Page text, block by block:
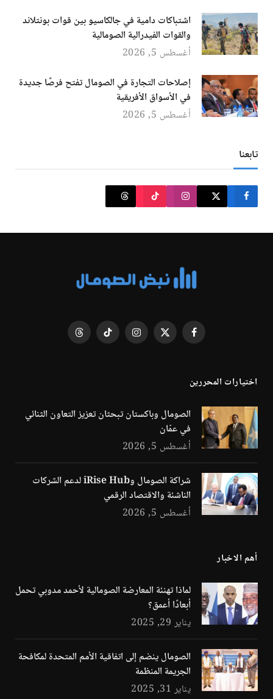
اشتباكات دامية في جالكاسيو بين قوات بونتلاند
والقوات الفيدرالية الصومالية
أغسطس 5, 2026
إصلاحات التجارة في الصومال تفتح فرصًا جديدة
في الأسواق الأفريقية
أغسطس 5, 2026
تابعنا
فيسبوك X
الانستغرامتيكتوك Threads
اختيارات المحررين
الصومال وباكستان تبحثان تعزيز التعاون الثنائي
في عمّان
أغسطس 5, 2026
شراكة الصومال وiRise Hub لدعم الشركات
الناشئة والاقتصاد الرقمي
أغسطس 5, 2026
أهم الاخبار
لماذا تهنئة المعارضة الصومالية لأحمد مدوبي تحمل
أبعادًا أعمق؟
يناير 29, 2025
الصومال ينضم إلى اتفاقية الأمم المتحدة لمكافحة
الجريمة المنظمة
يناير 31, 2025